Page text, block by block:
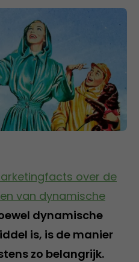
over de
van dynamische
dynamische
is, is de manier
zo belangrijk.